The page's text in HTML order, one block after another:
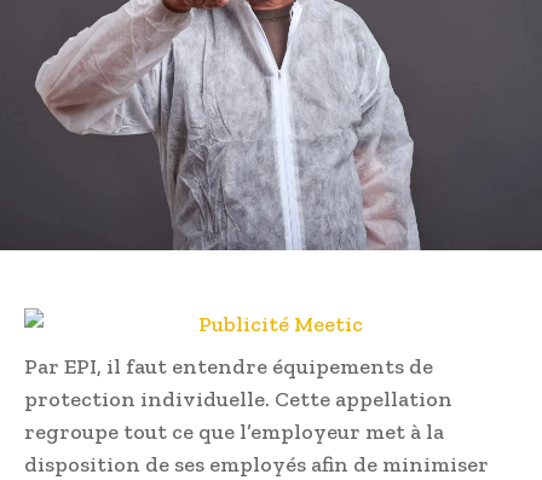
Par EPI, il faut entendre équipements de
protection individuelle. Cette appellation
regroupe tout ce que l’employeur met à la
disposition de ses employés afin de minimiser